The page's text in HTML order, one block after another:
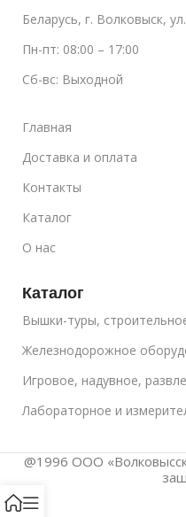
Беларусь, г. Волковыск,
Пн-пт: 08:00 – 17:00
Сб-вс: Выходной
Главная
Доставка и оплата
Контакты
Каталог
О нас
Каталог
Вышки-туры,
Железнодорожное
Игровое, надувное,
Лабораторное и
@1996 ООО